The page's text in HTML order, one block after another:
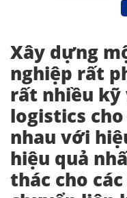
Xây dựng
nghiệp rất
rất nhiều kỹ
logistics
nhau với
hiệu quả
thác cho